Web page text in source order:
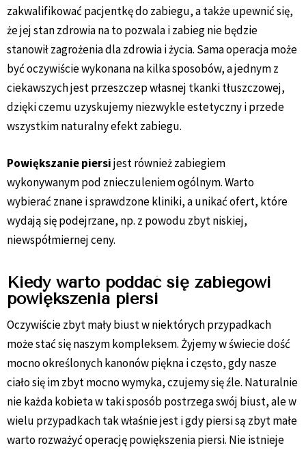
zakwalifikować pacjentkę do zabiegu, a także upewnić się,
że jej stan zdrowia na to pozwala i zabieg nie będzie
stanowił zagrożenia dla zdrowia i życia. Sama operacja może
być oczywiście wykonana na kilka sposobów, a jednym z
ciekawszych jest przeszczep własnej tkanki tłuszczowej,
dzięki czemu uzyskujemy niezwykle estetyczny i przede
wszystkim naturalny efekt zabiegu.
Powiększanie piersijest również zabiegiem
wykonywanym pod znieczuleniem ogólnym. Warto
wybierać znane i sprawdzone kliniki, a unikać ofert, które
wydają się podejrzane, np. z powodu zbyt niskiej,
niewspółmiernej ceny.
Kiedy warto poddać się zabiegowi
powiększenia piersi
Oczywiście zbyt mały biust w niektórych przypadkach
może stać się naszym kompleksem. Żyjemy w świecie dość
mocno określonych kanonów piękna i często, gdy nasze
ciało się im zbyt mocno wymyka, czujemy się źle. Naturalnie
nie każda kobieta w taki sposób postrzega swój biust, ale w
wielu przypadkach tak właśnie jest i gdy piersi są zbyt małe
warto rozważyć operację powiększenia piersi. Nie istnieje